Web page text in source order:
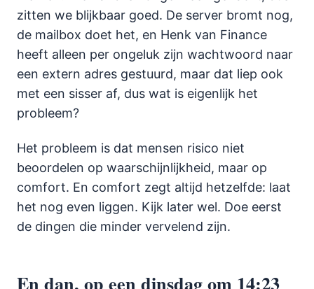
zitten we blijkbaar goed. De server bromt nog,
de mailbox doet het, en Henk van Finance
heeft alleen per ongeluk zijn wachtwoord naar
een extern adres gestuurd, maar dat liep ook
met een sisser af, dus wat is eigenlijk het
probleem?
Het probleem is dat mensen risico niet
beoordelen op waarschijnlijkheid, maar op
comfort. En comfort zegt altijd hetzelfde: laat
het nog even liggen. Kijk later wel. Doe eerst
de dingen die minder vervelend zijn.
En dan, op een dinsdag om 14:23